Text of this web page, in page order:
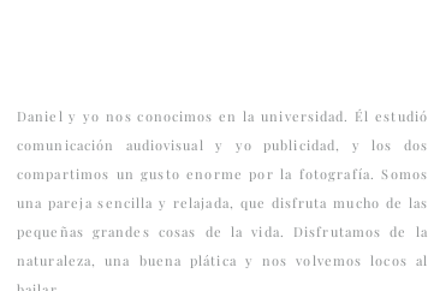
Daniel y yo nos conocimos en la universidad. Él estudió
comunicación audiovisual y yo publicidad, y los dos
compartimos un gusto enorme por la fotografía. Somos
una pareja sencilla y relajada, que disfruta mucho de las
pequeñas grandes cosas de la vida. Disfrutamos de la
naturaleza, una buena plática y nos volvemos locos al